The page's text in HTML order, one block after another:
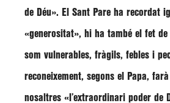
de Déu». El Sant Pare ha recordat
«generositat», hi ha també el fet de
som vulnerables, fràgils, febles i
reconeixement, segons el Papa,
nosaltres «l’extraordinari poder de